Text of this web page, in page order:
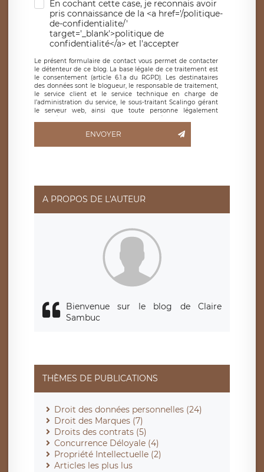
En cochant cette case, je reconnais avoir
pris connaissance de la <a href='/politique-
de-confidentialite/'
target='_blank'>politique de
confidentialité</a> et l'accepter
Le présent formulaire de contact vous permet de contacter
le détenteur de ce blog. La base légale de ce traitement est
le consentement (article 6.1.a du RGPD). Les destinataires
des données sont le blogueur, le responsable de traitement,
le service client et le service technique en charge de
l’administration du service, le sous-traitant Scalingo gérant
le serveur web, ainsi que toute personne légalement
autorisée. Le formulaire de contact à destination du
basé en France et offrant des
clauses de protection
limitation du traitement relatif à vos données à caractère
données. Vous pouvez exercer ces droits auprès du délégué
de traitement est la société LÉGAVOX, sis 9 rue Léopold
Sédar Senghor, joignable à l’adresse mail :
responsabledetraitement@legavox.fr. Vous avez également
le droit d’introduire une réclamation auprès d’une autorité
ENVOYER
A PROPOS DE L'AUTEUR
Bienvenue sur le blog de Claire
Sambuc
THÈMES DE PUBLICATIONS
Droit des données personnelles (24)
Droit des Marques (7)
Droits des contrats (5)
Concurrence Déloyale (4)
Propriété Intellectuelle (2)
Articles les plus lus